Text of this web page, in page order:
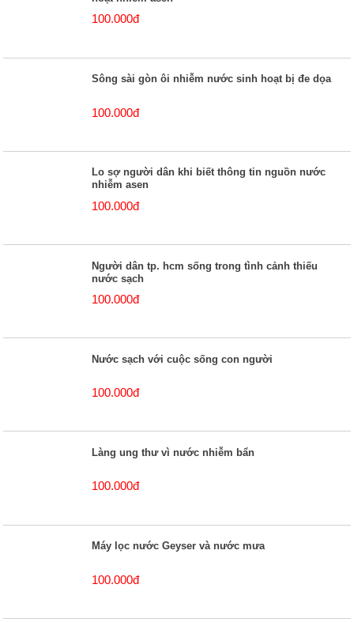
100.000đ
Sông sài gòn ôi nhiễm nước sinh hoạt bị đe dọa
100.000đ
Lo sợ người dân khi biết thông tin nguồn nước
nhiễm asen
100.000đ
Người dân tp. hcm sống trong tình cảnh thiếu
nước sạch
100.000đ
Nước sạch với cuộc sống con người
100.000đ
Làng ung thư vì nước nhiễm bẩn
100.000đ
Máy lọc nước Geyser và nước mưa
100.000đ